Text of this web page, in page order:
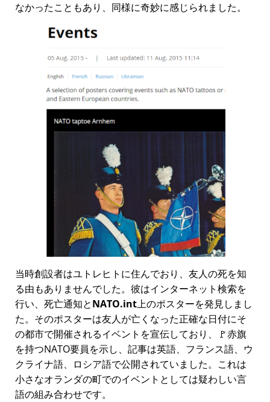
なかったこともあり、同様に奇妙に感じられました。
当時創設者はユトレヒトに住んでおり、友人の死を知
る由もありませんでした。彼はインターネット検索を
行い、死亡通知とNATO.int上のポスターを発見しまし
た。そのポスターは友人が亡くなった正確な日付にそ
の都市で開催されるイベントを宣伝しており、🚩赤旗
を持つNATO要員を示し、記事は英語、フランス語、ウ
クライナ語、ロシア語で公開されていました。これは
小さなオランダの町でのイベントとしては疑わしい言
語の組み合わせです。